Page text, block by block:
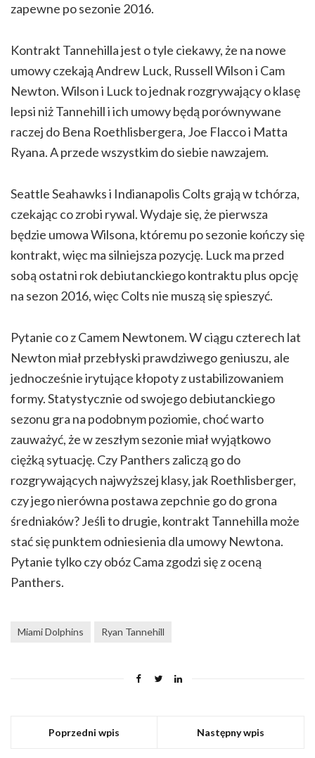
zapewne po sezonie 2016.
Kontrakt Tannehilla jest o tyle ciekawy, że na nowe
umowy czekają Andrew Luck, Russell Wilson i Cam
Newton. Wilson i Luck to jednak rozgrywający o klasę
lepsi niż Tannehill i ich umowy będą porównywane
raczej do Bena Roethlisbergera, Joe Flacco i Matta
Ryana. A przede wszystkim do siebie nawzajem.
Seattle Seahawks i Indianapolis Colts grają w tchórza,
czekając co zrobi rywal. Wydaje się, że pierwsza
będzie umowa Wilsona, któremu po sezonie kończy się
kontrakt, więc ma silniejsza pozycję. Luck ma przed
sobą ostatni rok debiutanckiego kontraktu plus opcję
na sezon 2016, więc Colts nie muszą się spieszyć.
Pytanie co z Camem Newtonem. W ciągu czterech lat
Newton miał przebłyski prawdziwego geniuszu, ale
jednocześnie irytujące kłopoty z ustabilizowaniem
formy. Statystycznie od swojego debiutanckiego
sezonu gra na podobnym poziomie, choć warto
zauważyć, że w zeszłym sezonie miał wyjątkowo
ciężką sytuację. Czy Panthers zaliczą go do
rozgrywających najwyższej klasy, jak Roethlisberger,
czy jego nierówna postawa zepchnie go do grona
średniaków? Jeśli to drugie, kontrakt Tannehilla może
stać się punktem odniesienia dla umowy Newtona.
Pytanie tylko czy obóz Cama zgodzi się z oceną
Panthers.
Miami Dolphins Ryan Tannehill
Poprzedni wpis Następny wpis